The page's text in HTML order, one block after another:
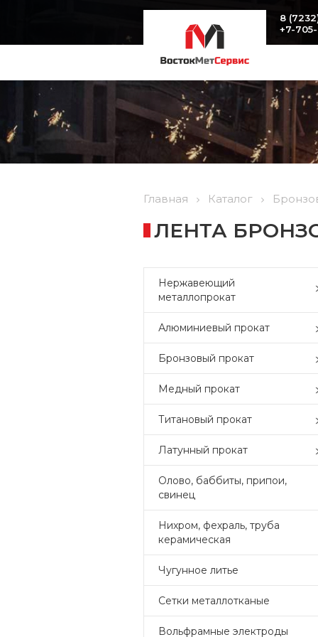
8
+7-
Главная Каталог
ЛЕНТА
Нержавеющий
металлопрокат
Алюминиевый прокат
Бронзовый прокат
Медный прокат
Титановый прокат
Латунный прокат
Олово, баббиты, припои,
свинец
Нихром, фехраль, труба
керамическая
Чугунное литье
Сетки металлотканые
Вольфрамные электроды